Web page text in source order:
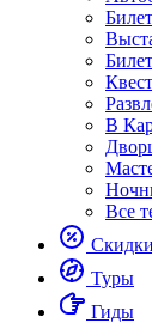
В
Все
Скидки
Туры
Гиды